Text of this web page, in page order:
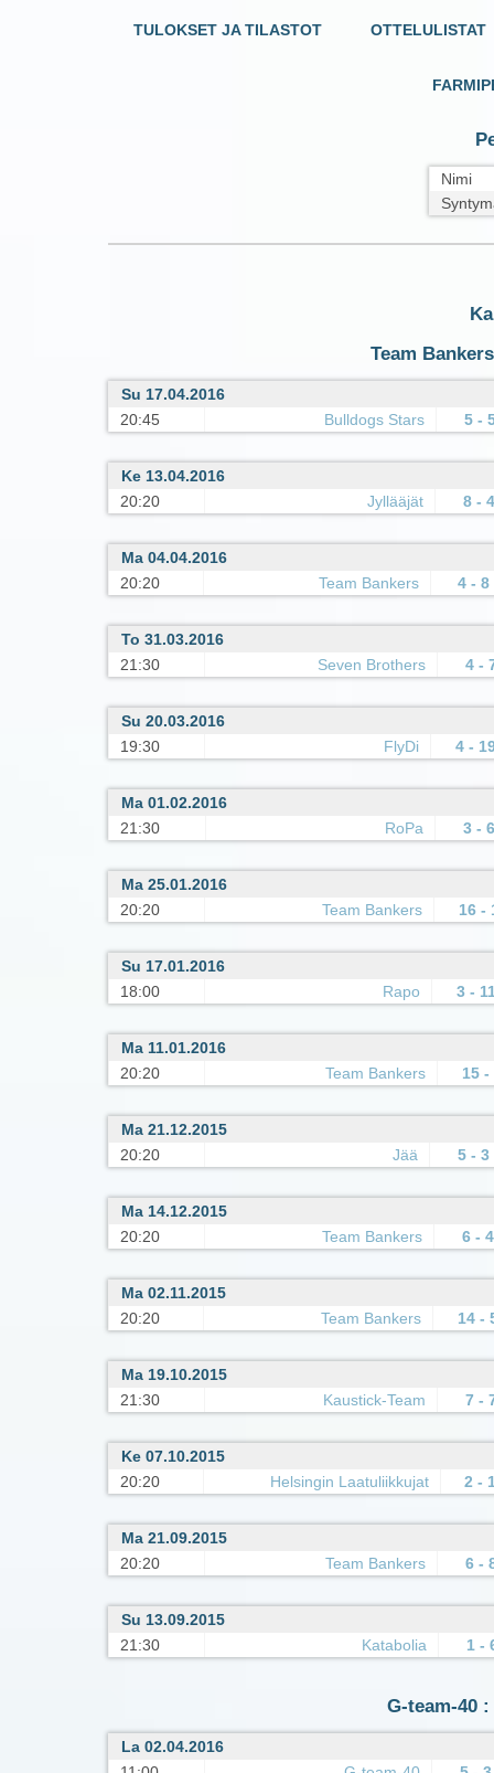
TULOKSET JA TILASTOT OTTELULISTAT
Nimi
Team
Su 17.04.2016
20:45
Bulldogs Stars 5 -
Ke 13.04.2016
20:20
Jyllääjät 8 - 4
Ma 04.04.2016
20:20
Team Bankers 4 - 8
To 31.03.2016
21:30
Seven Brothers 4 -
Su 20.03.2016
19:30
FlyDi 4 -
Ma 01.02.2016
21:30
RoPa 3 - 6
Ma 25.01.2016
20:20
Team Bankers 16 -
Su 17.01.2016
18:00
Rapo 3 -
Ma 11.01.2016
20:20
Team Bankers 15 -
Ma 21.12.2015
20:20
Jää 5 - 3
Ma 14.12.2015
20:20
Team Bankers 6 - 4
Ma 02.11.2015
20:20
Team Bankers 14 -
Ma 19.10.2015
21:30
Kaustick-Team 7 -
Ke 07.10.2015
20:20
Helsingin Laatuliikkujat 2 -
Ma 21.09.2015
20:20
Team Bankers 6 -
Su 13.09.2015
21:30
Katabolia 1 -
G-team-40
La 02.04.2016